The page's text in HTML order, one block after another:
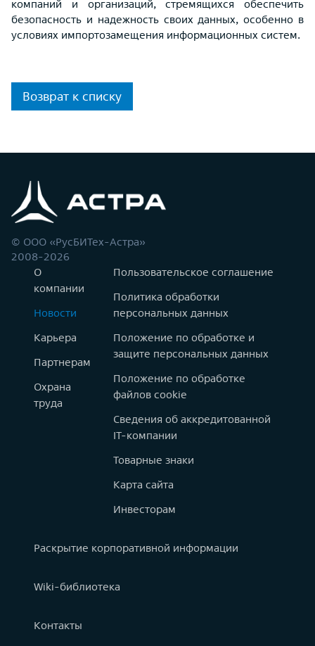
компаний и организаций, стремящихся обеспечить
безопасность и надежность своих данных, особенно в
условиях импортозамещения информационных систем.
Возврат к списку
© ООО «РусБИТех-Астра»
2008-2026
О
компании
Новости
Карьера
Партнерам
Охрана
труда
Пользовательское соглашение
Политика обработки
персональных данных
Положение по обработке и
защите персональных данных
Положение по обработке
файлов cookie
Сведения об аккредитованной
IT-компании
Товарные знаки
Карта сайта
Инвесторам
Раскрытие корпоративной информации
Wiki-библиотека
Контакты